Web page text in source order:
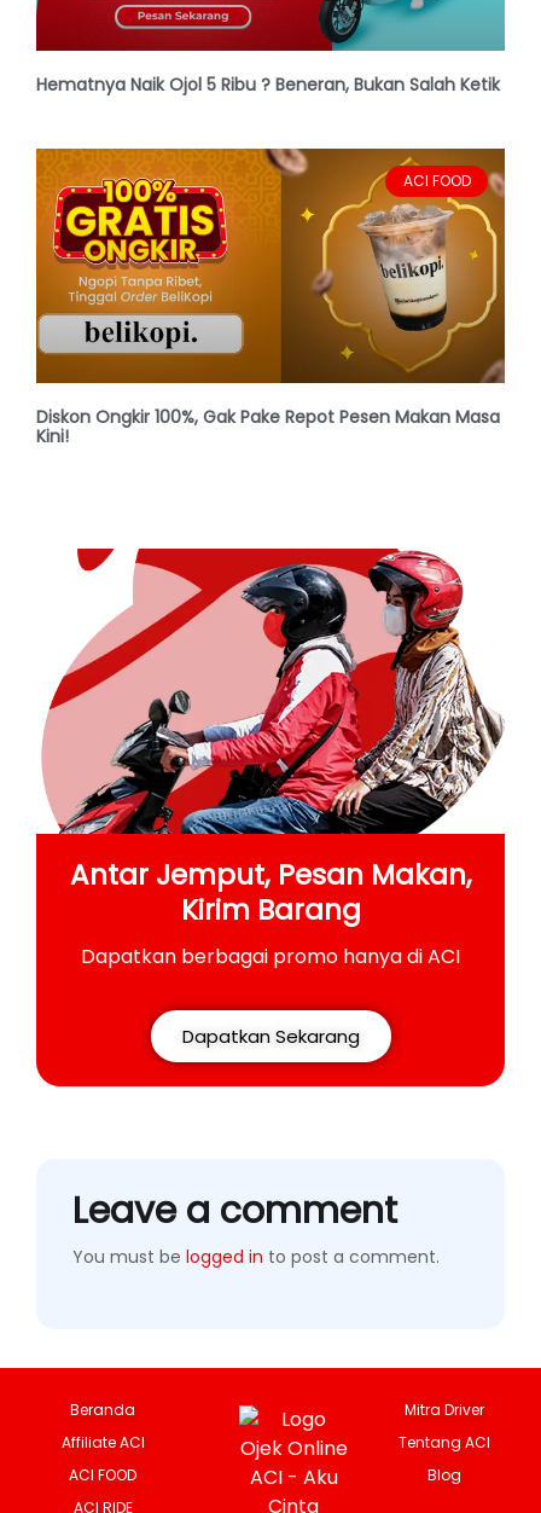
Hematnya Naik Ojol 5 Ribu ? Beneran, Bukan Salah Ketik
ACI FOOD
Diskon Ongkir 100%, Gak Pake Repot Pesen Makan Masa
Kini!
Antar Jemput, Pesan Makan,
Kirim Barang
Dapatkan berbagai promo hanya di ACI
Dapatkan Sekarang
Leave a comment
You must be logged in to post a comment.
Beranda
Affiliate ACI
ACI FOOD
ACI RIDE
Mitra Driver
Tentang ACI
Blog